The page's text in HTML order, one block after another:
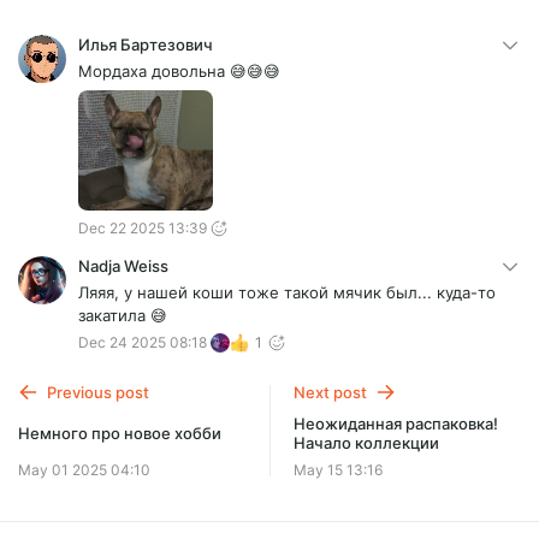
Илья Бартезович
Мордаха довольна 😅😅😅
Dec 22 2025 13:39
Nadja Weiss
Ляяя, у нашей коши тоже такой мячик был... куда-то
закатила 😅
Dec 24 2025 08:18 1
Previous post
Немного про новое хобби
May 01 2025 04:10
Next post
Неожиданная распаковка!
Начало коллекции
May 15 13:16